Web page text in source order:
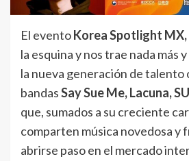
El eventoKorea Spotlight MX,
la esquina y nos trae nada más
la nueva generación de talento
bandasSay Sue Me, Lacuna,
que, sumados a su creciente
comparten música novedosa y
abrirse paso en el mercado